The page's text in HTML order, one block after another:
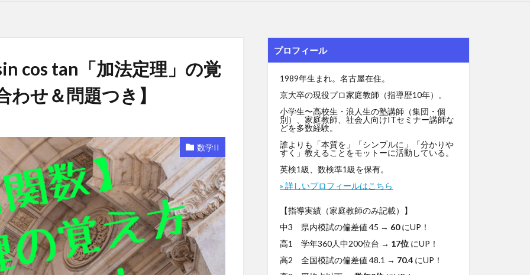
cos tan「加法定理」の覚
せ＆問題つき】
数学II
プロフィール
1989年生まれ。名古屋在住。
京大卒の現役プロ家庭教師（指導歴10年）。
小学生〜高校生・浪人生の塾講師（集団・個
別）、家庭教師、社会人向けITセミナー講師な
どを多数経験。
誰よりも「本質を」「シンプルに」「分かりや
すく」教えることをモットーに活動している。
英検1級、数検準1級を保有。
» 詳しいプロフィールはこちら
【指導実績（家庭教師のみ記載）】
中3 県内模試の偏差値 45 → 60にUP！
高1 学年360人中200位台 → 17位 にUP！
高2 全国模試の偏差値 48.1 → 70.4 にUP！